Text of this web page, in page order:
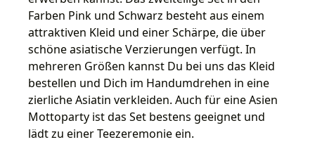
Farben Pink und Schwarz besteht aus einem
attraktiven Kleid und einer Schärpe, die über
schöne asiatische Verzierungen verfügt. In
mehreren Größen kannst Du bei uns das Kleid
bestellen und Dich im Handumdrehen in eine
zierliche Asiatin verkleiden. Auch für eine Asien
Mottoparty ist das Set bestens geeignet und
lädt zu einer Teezeremonie ein.